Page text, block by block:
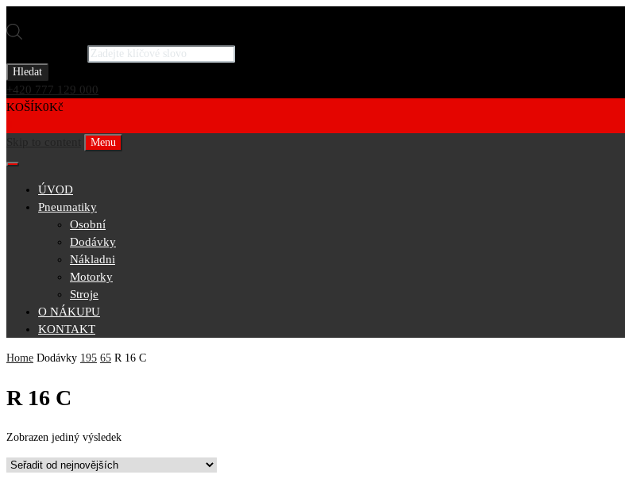
Hledat
+420 777 129 000
KOŠÍK0Kč
Menu
ÚVOD
Pneumatiky
Osobní
Dodávky
Nákladni
Motorky
Stroje
O NÁKUPU
KONTAKT
Home Dodávky 195 65 R 16 C
R 16 C
Zobrazen jediný výsledek